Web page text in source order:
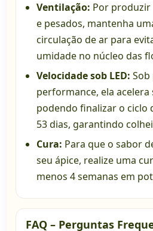
Ventilação: Por
e pesados, mantenha
circulação de ar para
umidade no núcleo das
Velocidade sob LED: Sob
performance, ela
podendo finalizar o ciclo
53 dias, garantindo
Cura: Para que o sabor
seu ápice, realize uma
menos 4 semanas em
FAQ – Perguntas